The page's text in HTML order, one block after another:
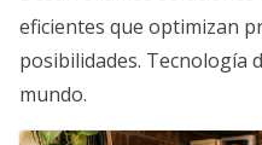
eficientes que optimizan
posibilidades. Tecnología
mundo.